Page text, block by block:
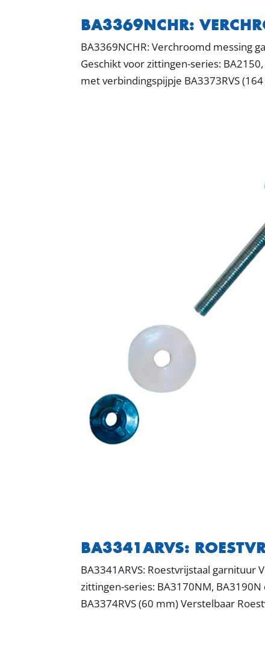
BA3369NCHR:
BA3369NCHR: Verchroomd messing
Geschikt voor zittingen-series:
met verbindingspijpje BA3373RVS
BA3341ARVS:
BA3341ARVS: Roestvrijstaal garnituur
zittingen-series: BA3170NM,
BA3374RVS (60 mm) Verstelbaar